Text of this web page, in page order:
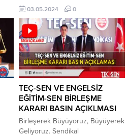
birleştirmek...
Kurulduğumuz günden bu yana
76. maddeden yapılan atamaların,
haksız ve hukuksuz olduğunu,
kul hakkının yenildiğini, daha da
ötesi kamuya ve idaresine olan
güveni azalttığını ifade ediyoruz.
Bu atamaların peşini gerek
yargıya taşıyarak gerek alanlarda
meydanlarda dile getirerek
bırakmıyoruz. Ancak; biz bu
keyfiyetle her alanda mücadele
ederken, Milli Eğitim Bakanlığı
ise...
03.05.2024 0
TEÇ-SEN VE ENGELSİZ
EĞİTİM-SEN BİRLEŞME
KARARI BASIN AÇIKLMASI
Birleşerek Büyüyoruz, Büyüyerek
Geliyoruz. Sendikal